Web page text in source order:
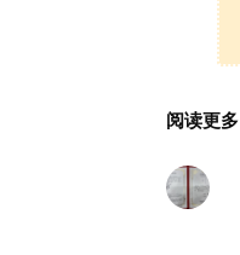
阅读更多